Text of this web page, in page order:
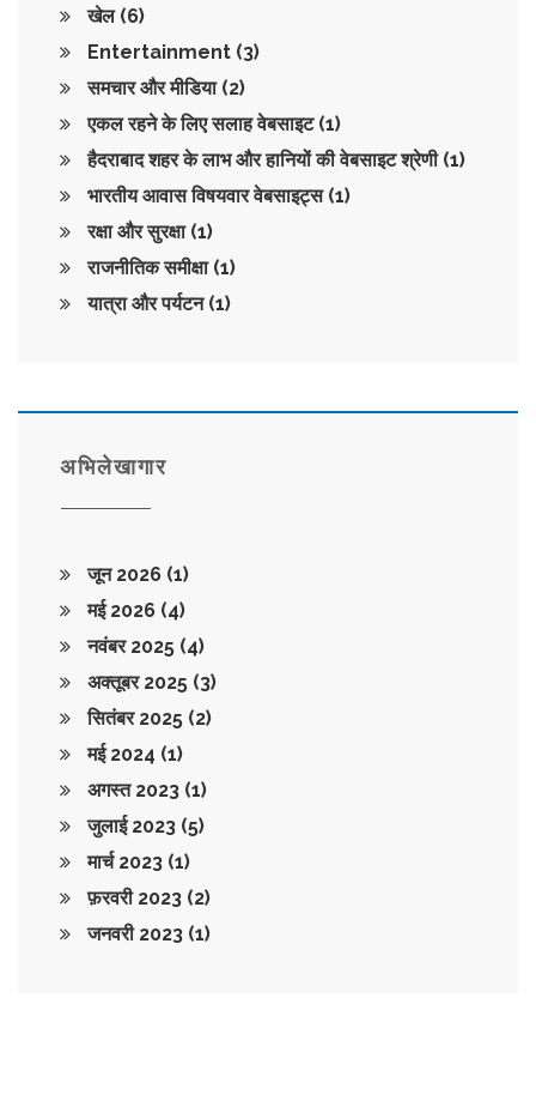
खेल (6)
Entertainment (3)
समचार और मीडिया (2)
एकल रहने के लिए सलाह वेबसाइट (1)
हैदराबाद शहर के लाभ और हानियों की वेबसाइट श्रेणी (1)
भारतीय आवास विषयवार वेबसाइट्स (1)
रक्षा और सुरक्षा (1)
राजनीतिक समीक्षा (1)
यात्रा और पर्यटन (1)
अभिलेखागार
जून 2026 (1)
मई 2026 (4)
नवंबर 2025 (4)
अक्तूबर 2025 (3)
सितंबर 2025 (2)
मई 2024 (1)
अगस्त 2023 (1)
जुलाई 2023 (5)
मार्च 2023 (1)
फ़रवरी 2023 (2)
जनवरी 2023 (1)